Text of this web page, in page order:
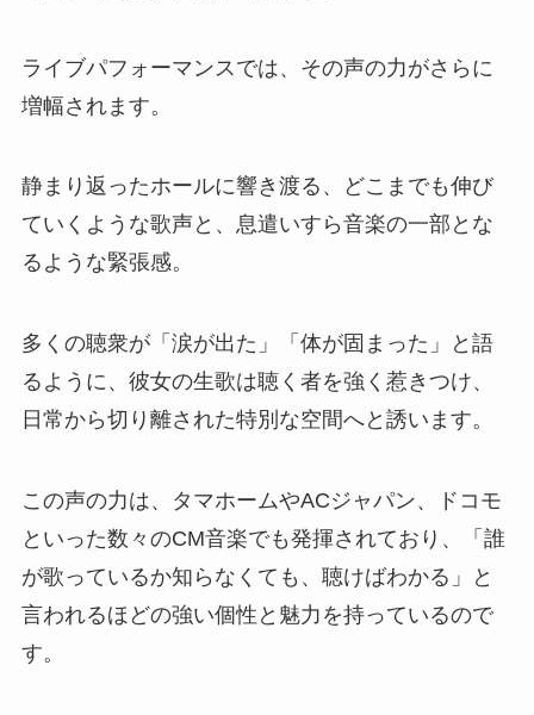
ライブパフォーマンスでは、その声の力がさらに
増幅されます。
静まり返ったホールに響き渡る、どこまでも伸び
ていくような歌声と、息遣いすら音楽の一部とな
るような緊張感。
多くの聴衆が「涙が出た」「体が固まった」と語
るように、彼女の生歌は聴く者を強く惹きつけ、
日常から切り離された特別な空間へと誘います。
この声の力は、タマホームやACジャパン、ドコモ
といった数々のCM音楽でも発揮されており、「誰
が歌っているか知らなくても、聴けばわかる」と
言われるほどの強い個性と魅力を持っているので
す。